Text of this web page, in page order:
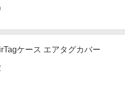
ケース エアタグカバー